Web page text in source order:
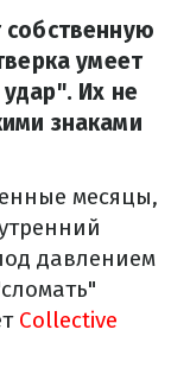
умеет
Их не
знаками
месяцы,
давлением
Collective